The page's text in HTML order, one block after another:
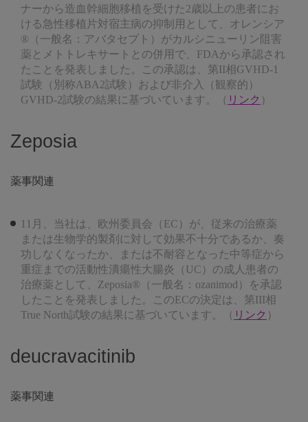
ナーから造血幹細胞移植を受けた2歳以上の患者にお
ける急性移植片対宿主病の抑制用として、オレンシア
®（一般名：アバタセプト）がカルシニューリン阻害
薬とメトトレキサートとの併用で、FDAから承認され
たことを発表しました。この承認は、第II相GVHD-1
試験（別称ABA2試験）および非介入（観察的）
GVHD-2試験の結果に基づいています。（ リンク ）
Zeposia
薬事関連
11月、当社は、欧州委員会（EC）が、従来の治療薬
または生物学的製剤に対して効果不十分であるか、奏
功しなくなったか、または不耐容となった中等症から
重症までの活動性潰瘍性大腸炎（UC）の成人患者の
治療薬として、Zeposia®（一般名：ozanimod）を承認
したことを発表しました。このECの決定は、第III相
True North試験の結果に基づいています。（ リンク ）
deucravacitinib
薬事関連